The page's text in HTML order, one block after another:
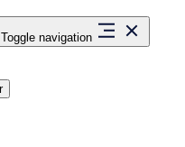
Toggle navigation